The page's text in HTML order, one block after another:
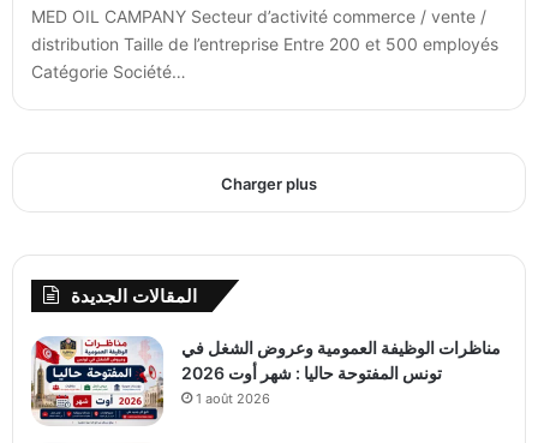
MED OIL CAMPANY Secteur d’activité commerce / vente /
distribution Taille de l’entreprise Entre 200 et 500 employés
Catégorie Société…
Charger plus
المقالات الجديدة
مناظرات الوظيفة العمومية وعروض الشغل في
تونس المفتوحة حاليا : شهر أوت 2026
1 août 2026